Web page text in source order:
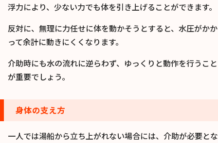
浮力により、少ない力でも体を引き上げることができます。
反対に、無理に力任せに体を動かそうとすると、水圧がかか
って余計に動きにくくなります。
介助時にも水の流れに逆らわず、ゆっくりと動作を行うこと
が重要でしょう。
身体の支え方
一人では湯船から立ち上がれない場合には、介助が必要とな